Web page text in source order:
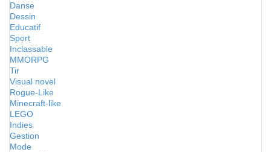
Danse
Dessin
Educatif
Sport
Inclassable
MMORPG
Tir
Visual novel
Rogue-Like
Minecraft-like
LEGO
Indies
Gestion
Mode